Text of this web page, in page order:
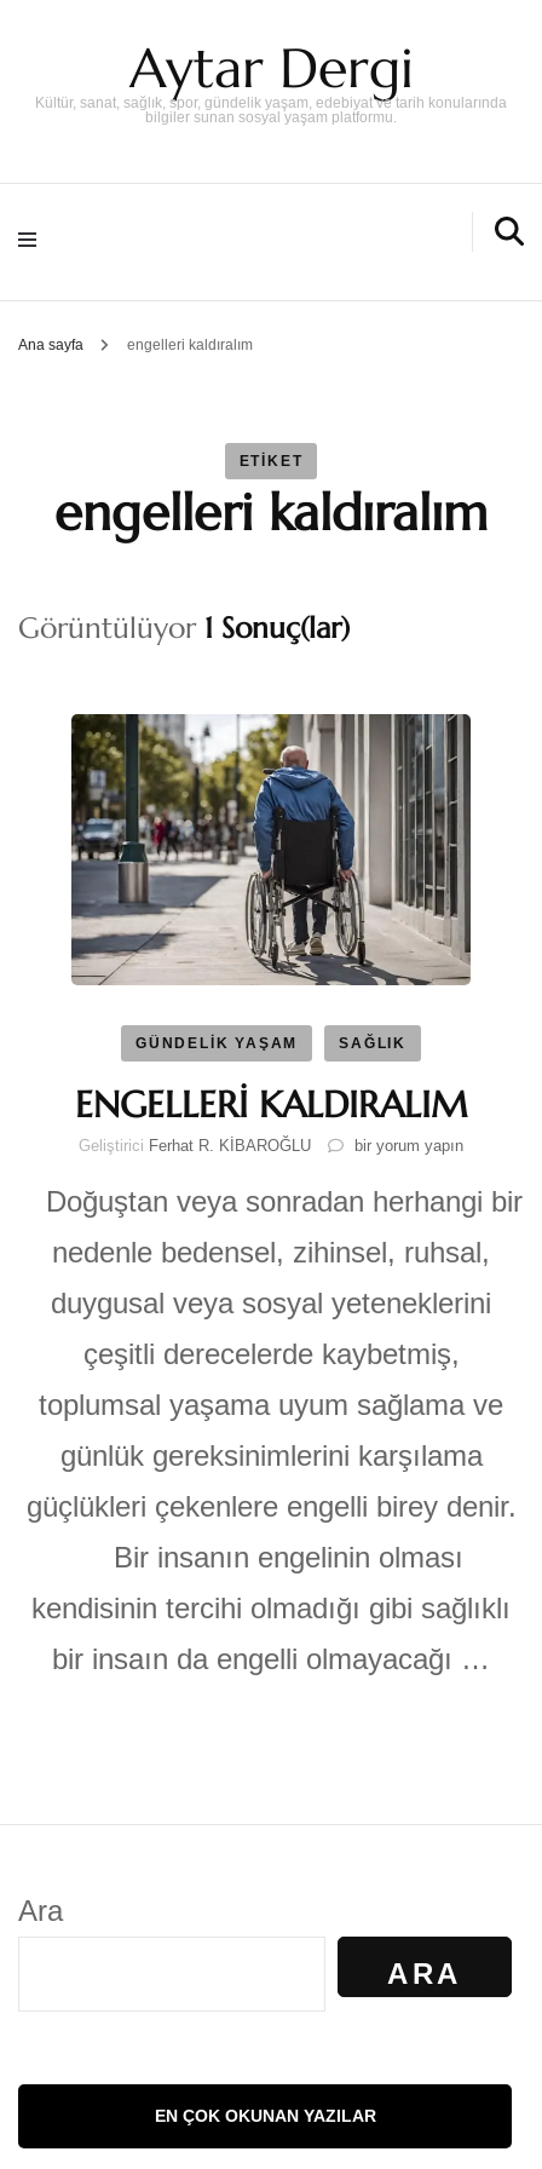
Aytar Dergi
Kültür, sanat, sağlık, spor, gündelik yaşam, edebiyat ve tarih konularında
bilgiler sunan sosyal yaşam platformu.
Ana sayfa engelleri kaldıralım
ETIKET
engelleri kaldıralım
Görüntülüyor 1 Sonuç(lar)
GÜNDELİK YAŞAM SAĞLIK
ENGELLERİ KALDIRALIM
Geliştirici Ferhat R. KİBAROĞLU
ENGELLERİ
için
bir yorum yapın
Doğuştan veya sonradan herhangi bir
nedenle bedensel, zihinsel, ruhsal,
duygusal veya sosyal yeteneklerini
çeşitli derecelerde kaybetmiş,
toplumsal yaşama uyum sağlama ve
günlük gereksinimlerini karşılama
güçlükleri çekenlere engelli birey denir.
Bir insanın engelinin olması
kendisinin tercihi olmadığı gibi sağlıklı
bir insaın da engelli olmayacağı …
Ara
ARA
EN ÇOK OKUNAN YAZILAR